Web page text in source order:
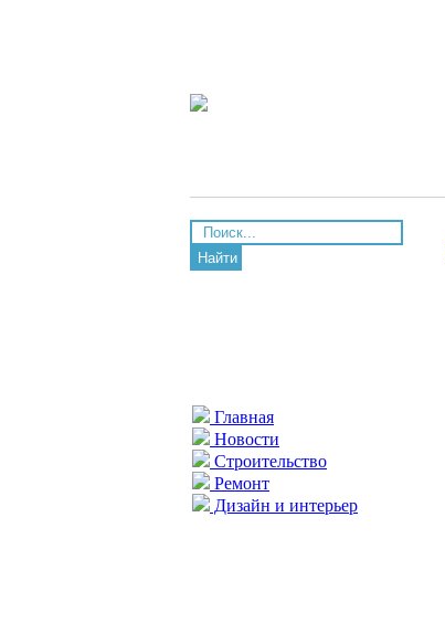
Найти
Главная
Новости
Строительство
Ремонт
Дизайн и интерьер